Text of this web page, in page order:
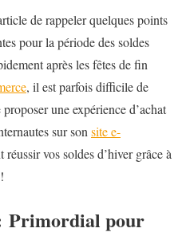
de rappeler quelques points
pour la période des soldes
après les fêtes de fin
, il est parfois difficile de
une expérience d’achat
sur sonsite e-
vos soldes d’hiver grâce à
Primordial pour